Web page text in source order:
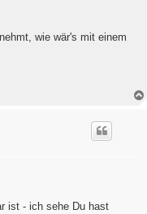
wie wär's mit einem
ist - ich sehe Du hast